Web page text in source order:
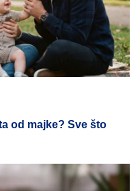
od majke? Sve što